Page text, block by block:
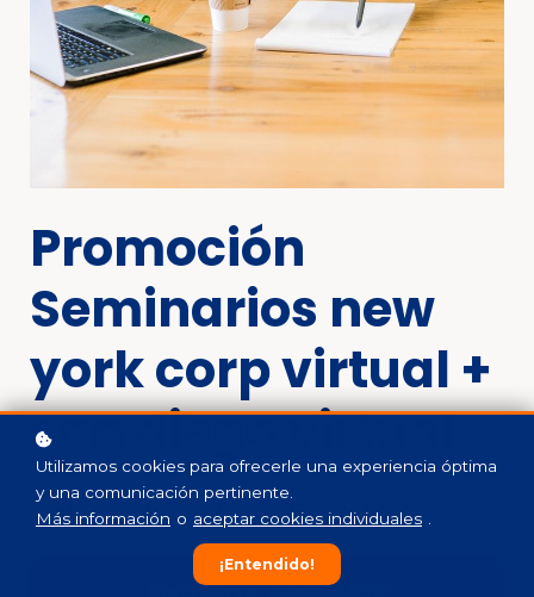
Promoción
Seminarios new
york corp virtual +
san diego virtual
Add your short bundle description here
Inscribirse $1,398 $999
Utilizamos cookies para ofrecerle una experiencia óptima
y una comunicación pertinente.
Más información o aceptar cookies individuales
¡Entendido!